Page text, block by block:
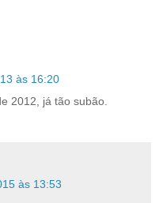
às 16:20
2012, já tão subão.
às 13:53